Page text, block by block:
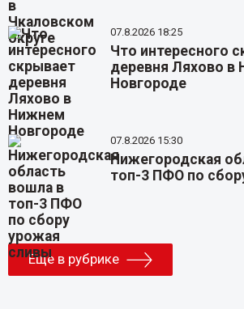
07.8.2026 18:25
Что интересного
деревня Ляхово в
Новгороде
07.8.2026 15:30
Нижегородская
топ-3 ПФО по
Еще в рубрике